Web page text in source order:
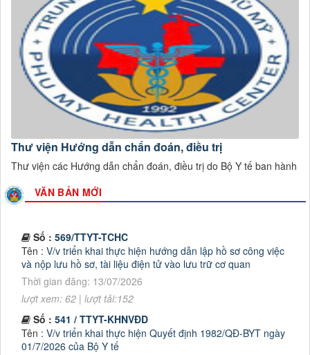
Thư viện Hướng dẫn chẩn đoán, điều trị
Thư viện các Hướng dẫn chẩn đoán, điều trị do Bộ Y tế ban hành
VĂN BẢN MỚI
Thời gian đăng: 28/07/2026
lượt xem: 30 | lượt tải:46
Số : 18 / KH-BTCHT
Tên : KẾ HOẠCH TRIỂN KHAI HỘI THI SÁNG TẠO KĨ
THUẬT TỈNH GIA LAI, LẦN THỨ I
Thời gian đăng: 02/07/2026
lượt xem: 56 | lượt tải:46
612/TTYT-KHNVĐD
Tên :V/v triển khai Tuần lễ thế giới nuôi con bằng sữa mẹ
năm 2026
Thời gian đăng: 22/07/2026
lượt xem: 97 | lượt tải:34
và nộp lưu hồ sơ, tài liệu điện tử vào lưu trữ cơ quan
Thời gian đăng: 13/07/2026
lượt xem: 62 | lượt tải:152
Số :
541 / TTYT-KHNVĐD
Tên :V/v triển khai thực hiện Quyết định 1982/QĐ-BYT ngày
01/7/2026 của Bộ Y tế
Thời gian đăng: 07/07/2026